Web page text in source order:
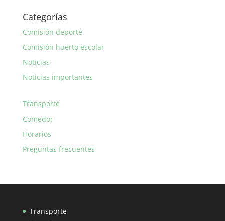
Categorías
Comisión deporte
Comisión huerto escolar
Noticias
Noticias importantes
Transporte
Comedor
Horarios
Preguntas frecuentes
Transporte